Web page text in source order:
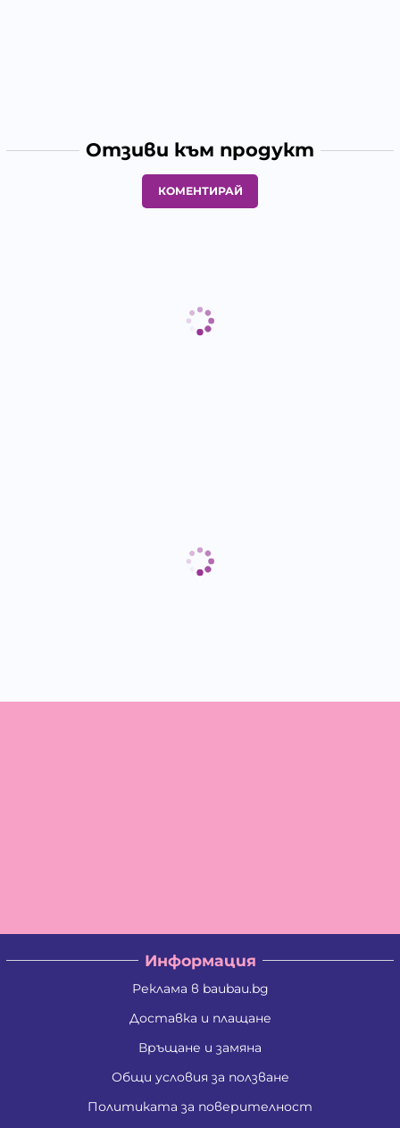
Отзиви към продукт
КОМЕНТИРАЙ
Информация
Реклама в baubau.bg
Доставка и плащане
Връщане и замяна
Общи условия за ползване
Политиката за поверителност